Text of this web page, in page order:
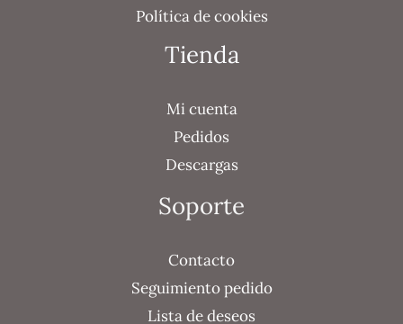
Política de cookies
Tienda
Mi cuenta
Pedidos
Descargas
Soporte
Contacto
Seguimiento pedido
Lista de deseos